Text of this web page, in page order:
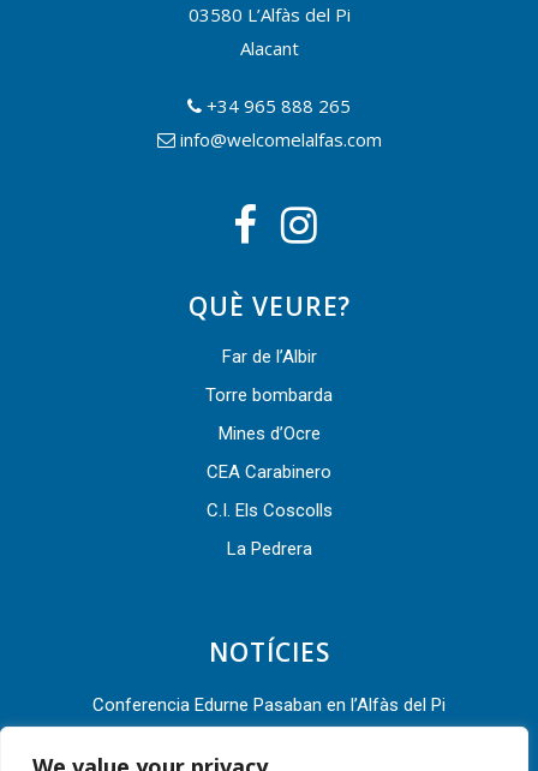
03580 L’Alfàs del Pi
Alacant
+34 965 888 265
info@welcomelalfas.com
QUÈ VEURE?
Far de l’Albir
Torre bombarda
Mines d’Ocre
CEA Carabinero
C.I. Els Coscolls
La Pedrera
NOTÍCIES
Conferencia Edurne Pasaban en l’Alfàs del Pi
L’Alfàs del Pi acude a la Asamblea General 2022 de la Red